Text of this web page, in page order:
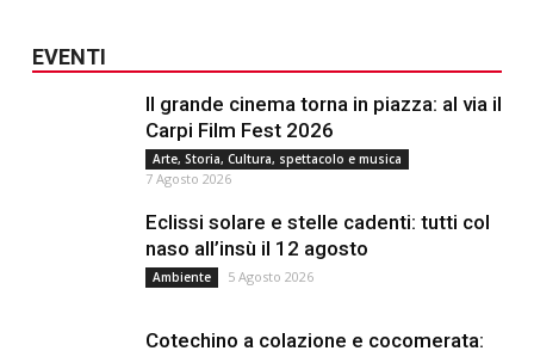
EVENTI
Il grande cinema torna in piazza: al via il
Carpi Film Fest 2026
Arte, Storia, Cultura, spettacolo e musica
7 Agosto 2026
Eclissi solare e stelle cadenti: tutti col
naso all’insù il 12 agosto
Ambiente 5 Agosto 2026
Cotechino a colazione e cocomerata: